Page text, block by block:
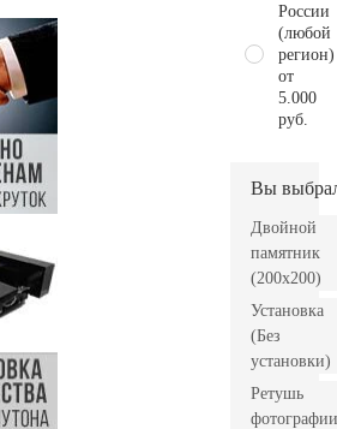
России
(любой
регион)
от
5.000
руб.
Вы
Двойной
памятник
(200х200)
Установка
(Без
установки)
Ретушь
фотографии